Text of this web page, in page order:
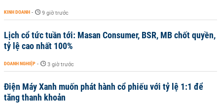
KINH DOANH - 9 giờ trước
Lịch cổ tức tuần tới: Masan Consumer, BSR, MB chốt quyền,
tỷ lệ cao nhất 100%
DOANH NGHIỆP - 3 giờ trước
Điện Máy Xanh muốn phát hành cổ phiếu với tỷ lệ 1:1 để
tăng thanh khoản